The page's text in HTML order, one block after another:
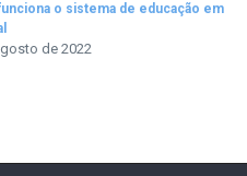
o sistema de educação em
de 2022